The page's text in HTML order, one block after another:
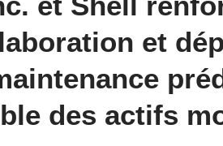
et
des actifs